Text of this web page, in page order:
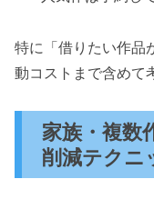
特に「借りたい作品
動コストまで含めて
家族・複数
削減テクニ